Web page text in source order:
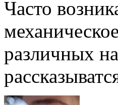
Часто
различных